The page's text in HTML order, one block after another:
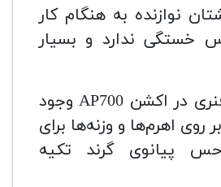
نوازنده به هنگام کار
خستگی ندارد و بسیار
در واقع، هیچ فنری در اکشن AP700 وجود
روی اهرم‌ها و وزنه‌ها برای
پیانوی گرند تکیه